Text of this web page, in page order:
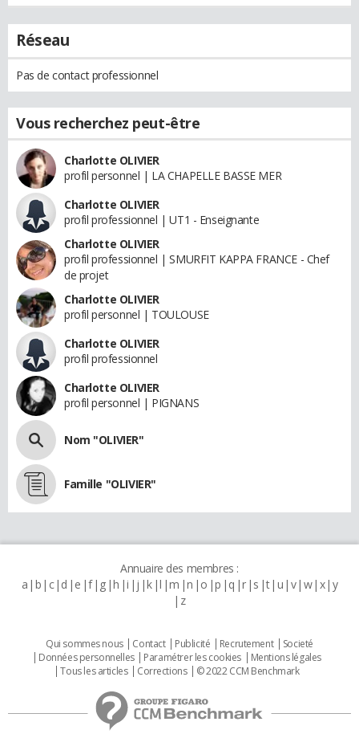
Réseau
Pas de contact professionnel
Vous recherchez peut-être
Charlotte OLIVIER
profil personnel | LA CHAPELLE BASSE MER
Charlotte OLIVIER
profil professionnel | UT1 - Enseignante
Charlotte OLIVIER
profil professionnel | SMURFIT KAPPA FRANCE - Chef
de projet
Charlotte OLIVIER
profil personnel | TOULOUSE
Charlotte OLIVIER
profil professionnel
Charlotte OLIVIER
profil personnel | PIGNANS
Nom "OLIVIER"
Famille "OLIVIER"
Annuaire des membres :
a b c d e f g h i j k l m n o p q r s t u v w x y
z
Qui sommes nous Contact Publicité Recrutement
Societé
Données personnelles
Paramétrer les cookies
Mentions légales
Tous les articles
Corrections © 2022 CCM Benchmark